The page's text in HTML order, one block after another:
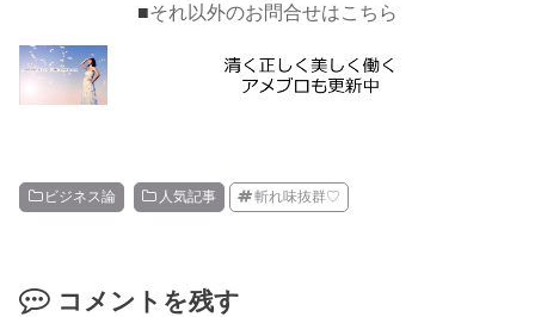
■それ以外のお問合せはこちら
ビジネス論 人気記事 斬れ味抜群♡
コメントを残す